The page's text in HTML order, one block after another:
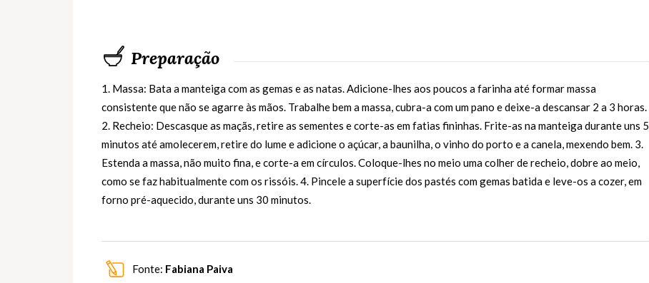
Preparação
1. Massa: Bata a manteiga com as gemas e as natas. Adicione-lhes aos poucos a farinha até formar massa
consistente que não se agarre às mãos. Trabalhe bem a massa, cubra-a com um pano e deixe-a descansar 2 a 3 horas.
2. Recheio: Descasque as maçãs, retire as sementes e corte-as em fatias fininhas. Frite-as na manteiga durante uns 5
minutos até amolecerem, retire do lume e adicione o açúcar, a baunilha, o vinho do porto e a canela, mexendo bem. 3.
Estenda a massa, não muito fina, e corte-a em círculos. Coloque-lhes no meio uma colher de recheio, dobre ao meio,
como se faz habitualmente com os rissóis. 4. Pincele a superfície dos pastés com gemas batida e leve-os a cozer, em
forno pré-aquecido, durante uns 30 minutos.
Fonte: Fabiana Paiva